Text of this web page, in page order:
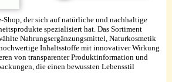
der sich auf natürliche und nachhaltige
spezialisiert hat. Das Sortiment
Nahrungsergänzungsmittel, Naturkosmetik
Inhaltsstoffe mit innovativer Wirkung
von transparenter Produktinformation und
die einen bewussten Lebensstil